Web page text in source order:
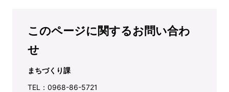
このページに関するお問い合わ
せ
まちづくり課
TEL：0968-86-5721